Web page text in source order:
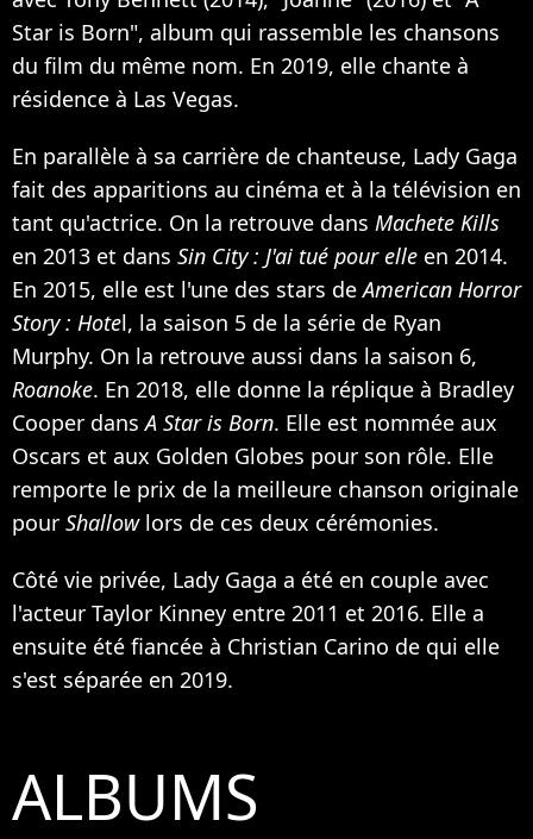
Star is Born", album qui rassemble les chansons
du film du même nom. En 2019, elle chante à
résidence à Las Vegas.
En parallèle à sa carrière de chanteuse, Lady Gaga
fait des apparitions au cinéma et à la télévision en
tant qu'actrice. On la retrouve dans Machete Kills
en 2013 et dans Sin City : J'ai tué pour elle en 2014.
En 2015, elle est l'une des stars deAmerican Horror
Story : Hotel, la saison 5 de la série de Ryan
Murphy. On la retrouve aussi dans la saison 6,
Roanoke. En 2018, elle donne la réplique à Bradley
Cooper dansA Star is Born. Elle est nommée aux
Oscars et aux Golden Globes pour son rôle. Elle
remporte le prix de la meilleure chanson originale
pour Shallowlors de ces deux cérémonies.
Côté vie privée, Lady Gaga a été en couple avec
l'acteur Taylor Kinney entre 2011 et 2016. Elle a
ensuite été fiancée à Christian Carino de qui elle
s'est séparée en 2019.
ALBUMS